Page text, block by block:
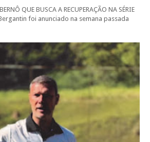
QUE BUSCA A RECUPERAÇÃO NA SÉRIE
foi anunciado na semana passada